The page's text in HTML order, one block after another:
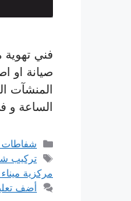
فني تهوية
صيانة او
المنشآت
الساعة و
التصنيفات
شفاطات
الوسوم
تركيب
مركزية ميناء
أضف